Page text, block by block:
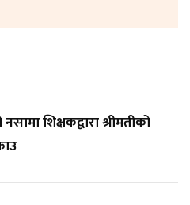
शिक्षकद्वारा श्रीमतीको